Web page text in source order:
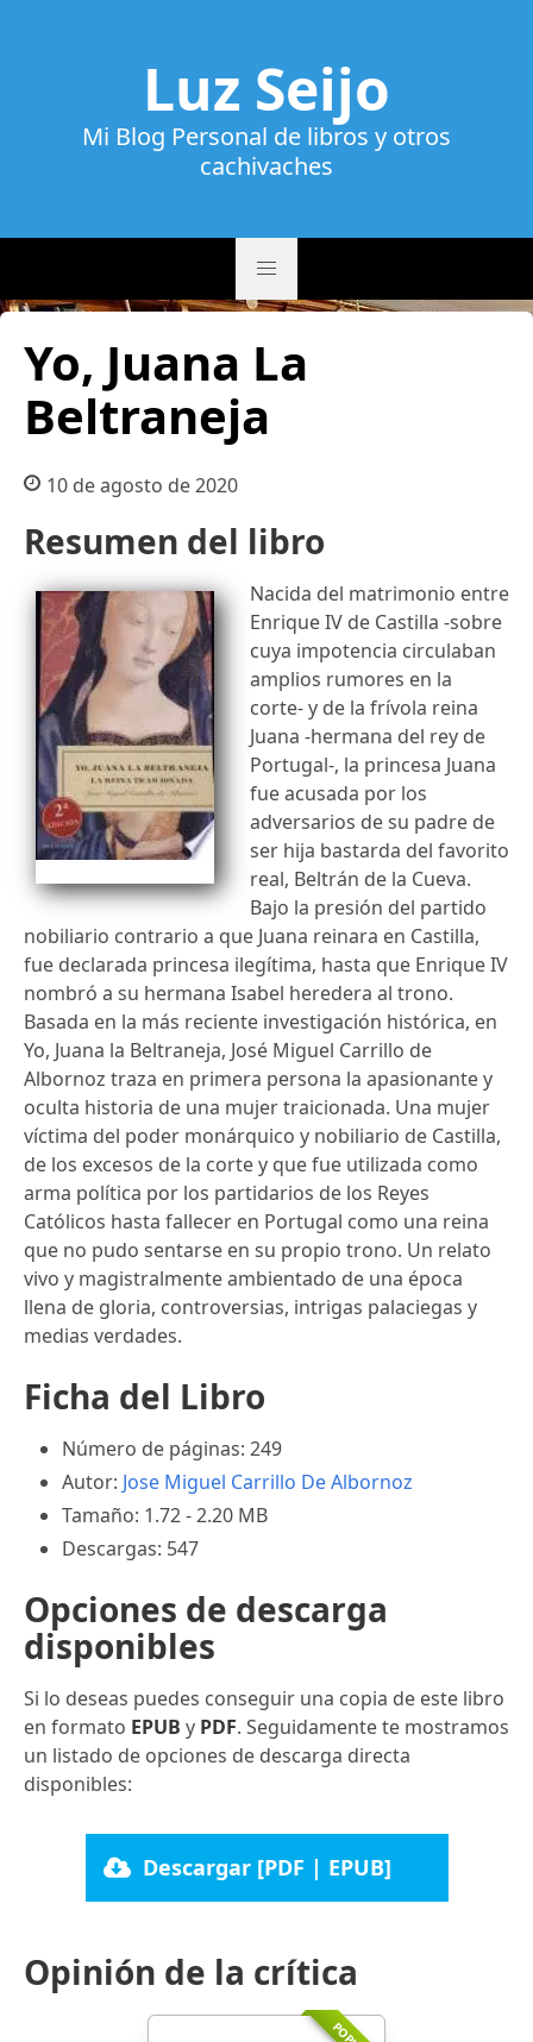
Luz Seijo
Mi Blog Personal de libros y otros
cachivaches
Yo, Juana La
Beltraneja
10 de agosto de 2020
Resumen del libro
Nacida del matrimonio entre
Enrique IV de Castilla -sobre
cuya impotencia circulaban
amplios rumores en la
corte- y de la frívola reina
Juana -hermana del rey de
Portugal-, la princesa Juana
fue acusada por los
adversarios de su padre de
ser hija bastarda del favorito
real, Beltrán de la Cueva.
Bajo la presión del partido
nobiliario contrario a que Juana reinara en Castilla,
fue declarada princesa ilegítima, hasta que Enrique IV
nombró a su hermana Isabel heredera al trono.
Basada en la más reciente investigación histórica, en
Yo, Juana la Beltraneja, José Miguel Carrillo de
Albornoz traza en primera persona la apasionante y
oculta historia de una mujer traicionada. Una mujer
víctima del poder monárquico y nobiliario de Castilla,
de los excesos de la corte y que fue utilizada como
arma política por los partidarios de los Reyes
Católicos hasta fallecer en Portugal como una reina
que no pudo sentarse en su propio trono. Un relato
vivo y magistralmente ambientado de una época
llena de gloria, controversias, intrigas palaciegas y
medias verdades.
Ficha del Libro
Número de páginas: 249
Autor: Jose Miguel Carrillo De Albornoz
Tamaño: 1.72 - 2.20 MB
Descargas: 547
Opciones de descarga
disponibles
Si lo deseas puedes conseguir una copia de este libro
en formato EPUB y PDF. Seguidamente te mostramos
un listado de opciones de descarga directa
disponibles:
Descargar [PDF | EPUB]
Opinión de la crítica